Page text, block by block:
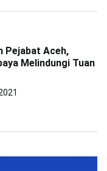
Pejabat Aceh,
Melindungi Tuan